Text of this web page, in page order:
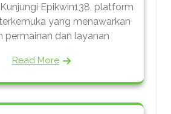
Epikwin138, platform
yang menawarkan
permainan dan layanan
Read More